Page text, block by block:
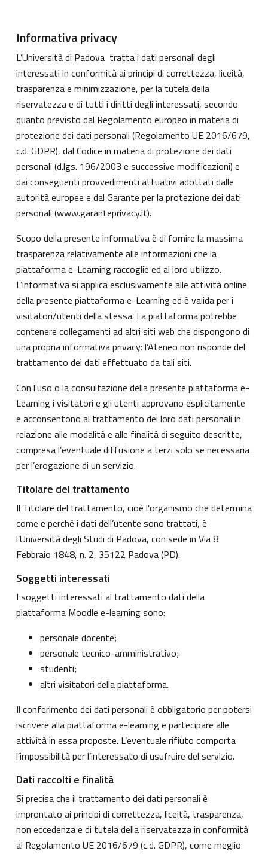
Informativa privacy
L’Università di Padova tratta i dati personali degli
interessati in conformità ai principi di correttezza, liceità,
trasparenza e minimizzazione, per la tutela della
riservatezza e di tutti i diritti degli interessati, secondo
quanto previsto dal Regolamento europeo in materia di
protezione dei dati personali (Regolamento UE 2016/679,
c.d. GDPR), dal Codice in materia di protezione dei dati
personali (d.lgs. 196/2003 e successive modificazioni) e
dai conseguenti provvedimenti attuativi adottati dalle
autorità europee e dal Garante per la protezione dei dati
personali (www.garanteprivacy.it).
Scopo della presente informativa è di fornire la massima
trasparenza relativamente alle informazioni che la
piattaforma e-Learning raccoglie ed al loro utilizzo.
L’informativa si applica esclusivamente alle attività online
della presente piattaforma e-Learning ed è valida per i
visitatori/utenti della stessa. La piattaforma potrebbe
contenere collegamenti ad altri siti web che dispongono di
una propria informativa privacy: l’Ateneo non risponde del
trattamento dei dati effettuato da tali siti.
Con l'uso o la consultazione della presente piattaforma e-
Learning i visitatori e gli utenti approvano esplicitamente
e acconsentono al trattamento dei loro dati personali in
relazione alle modalità e alle finalità di seguito descritte,
compresa l’eventuale diffusione a terzi solo se necessaria
per l’erogazione di un servizio.
Titolare del trattamento
Il Titolare del trattamento, cioè l’organismo che determina
come e perché i dati dell’utente sono trattati, è
l’Università degli Studi di Padova, con sede in Via 8
Febbraio 1848, n. 2, 35122 Padova (PD).
Soggetti interessati
I soggetti interessati al trattamento dati della
piattaforma Moodle e-learning sono:
personale docente;
personale tecnico-amministrativo;
studenti;
altri visitatori della piattaforma.
Il conferimento dei dati personali è obbligatorio per potersi
iscrivere alla piattaforma e-learning e partecipare alle
attività in essa proposte. L’eventuale rifiuto comporta
l’impossibilità per l’interessato di usufruire del servizio.
Dati raccolti e finalità
Si precisa che il trattamento dei dati personali è
improntato ai principi di correttezza, liceità, trasparenza,
non eccedenza e di tutela della riservatezza in conformità
al Regolamento UE 2016/679 (c.d. GDPR), come meglio